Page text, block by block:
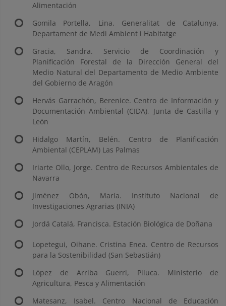
Alimentación
Gomila Portella, Lina. Generalitat de Catalunya.
Departament de Medi Ambient i Habitatge
Gracia, Sandra. Servicio de Coordinación y
Planificación Forestal de la Dirección General del
Medio Natural del Departamento de Medio Ambiente
del Gobierno de Aragón
Hervás Garrachón, Berenice. Centro de Información y
Documentación Ambiental (CIDA), Junta de Castilla y
León
Hidalgo Martín, Belén. Centro de Planificación
Ambiental (CEPLAM) Las Palmas
Iriarte Ollo, Jorge. Centro de Recursos Ambientales de
Navarra
Jiménez Obón, María. Instituto Nacional de
Investigaciones Agrarias (INIA)
Jordá Catalá, Francisca. Estación Biológica de Doñana
Lopetegui, Oihane. Cristina Enea. Centro de Recursos
para la Sostenibilidad (San Sebastián)
López de Arriba Guerri, Piluca. Ministerio de
Agricultura, Pesca y Alimentación
Matesanz, Isabel. Centro Nacional de Educación